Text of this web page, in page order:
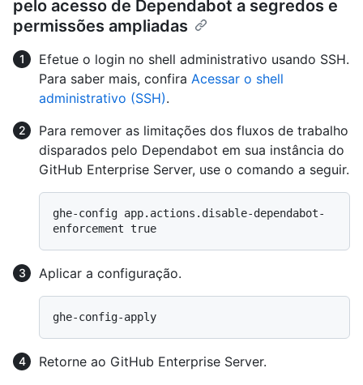
pelo acesso de Dependabot a segredos e
permissões ampliadas
Efetue o login no shell administrativo usando SSH.
Para saber mais, confira Acessar o shell
administrativo (SSH).
Para remover as limitações dos fluxos de trabalho
disparados pelo Dependabot em sua instância do
GitHub Enterprise Server, use o comando a seguir.
ghe-config app.actions.disable-dependabot-
Aplicar a configuração.
Retorne ao GitHub Enterprise Server.